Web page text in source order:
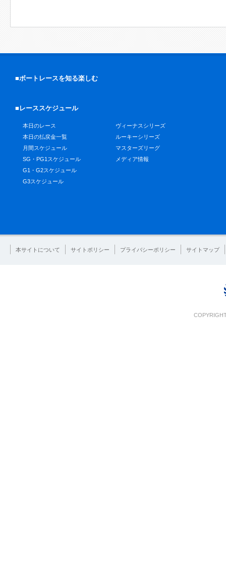
■ボートレースを知る楽しむ
■レーススケジュール
本日のレース
本日の払戻金一覧
月間スケジュール
SG・PG1スケジュール
G1・G2スケジュール
G3スケジュール
ヴィーナスシリーズ
ルーキーシリーズ
マスターズリーグ
メディア情報
本サイトについて サイトポリシー プライバシーポリシー サイトマップ